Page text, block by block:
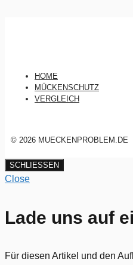
HOME
MÜCKENSCHUTZ
VERGLEICH
© 2026 MUECKENPROBLEM.DE
SCHLIESSEN
Close
Lade uns auf
Für diesen Artikel und den